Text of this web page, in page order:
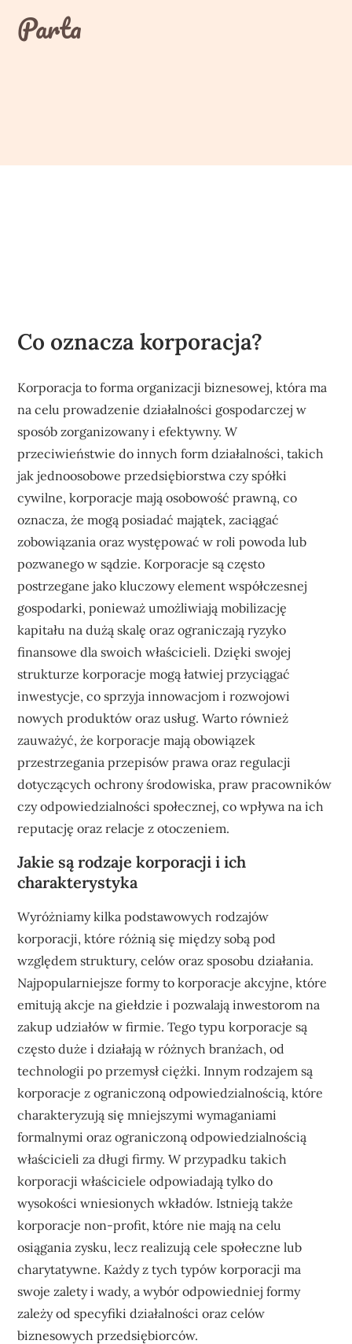
contentParta
Co oznacza korporacja?
Korporacja to forma organizacji biznesowej, która ma
na celu prowadzenie działalności gospodarczej w
sposób zorganizowany i efektywny. W
przeciwieństwie do innych form działalności, takich
jak jednoosobowe przedsiębiorstwa czy spółki
cywilne, korporacje mają osobowość prawną, co
oznacza, że mogą posiadać majątek, zaciągać
zobowiązania oraz występować w roli powoda lub
pozwanego w sądzie. Korporacje są często
postrzegane jako kluczowy element współczesnej
gospodarki, ponieważ umożliwiają mobilizację
kapitału na dużą skalę oraz ograniczają ryzyko
finansowe dla swoich właścicieli. Dzięki swojej
strukturze korporacje mogą łatwiej przyciągać
inwestycje, co sprzyja innowacjom i rozwojowi
nowych produktów oraz usług. Warto również
zauważyć, że korporacje mają obowiązek
przestrzegania przepisów prawa oraz regulacji
dotyczących ochrony środowiska, praw pracowników
czy odpowiedzialności społecznej, co wpływa na ich
reputację oraz relacje z otoczeniem.
Jakie są rodzaje korporacji i ich
charakterystyka
Wyróżniamy kilka podstawowych rodzajów
korporacji, które różnią się między sobą pod
względem struktury, celów oraz sposobu działania.
Najpopularniejsze formy to korporacje akcyjne, które
emitują akcje na giełdzie i pozwalają inwestorom na
zakup udziałów w firmie. Tego typu korporacje są
często duże i działają w różnych branżach, od
technologii po przemysł ciężki. Innym rodzajem są
korporacje z ograniczoną odpowiedzialnością, które
charakteryzują się mniejszymi wymaganiami
formalnymi oraz ograniczoną odpowiedzialnością
właścicieli za długi firmy. W przypadku takich
korporacji właściciele odpowiadają tylko do
wysokości wniesionych wkładów. Istnieją także
korporacje non-profit, które nie mają na celu
osiągania zysku, lecz realizują cele społeczne lub
charytatywne. Każdy z tych typów korporacji ma
swoje zalety i wady, a wybór odpowiedniej formy
zależy od specyfiki działalności oraz celów
biznesowych przedsiębiorców.